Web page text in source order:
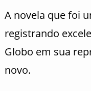
A novela que foi
registrando
Globo em sua
novo.